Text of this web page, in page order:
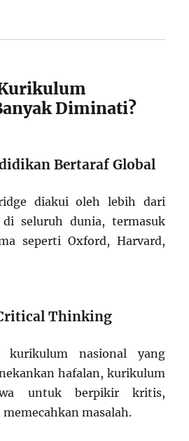
Diminati?
Bertaraf Global
diakui oleh lebih dari
di seluruh dunia, termasuk
seperti Oxford, Harvard,
Thinking
kurikulum nasional yang
hafalan, kurikulum
untuk berpikir kritis,
masalah.